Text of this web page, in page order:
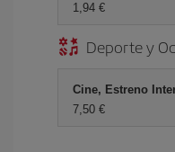
1,94 €
Deporte y
Cine, Estreno
7,50 €